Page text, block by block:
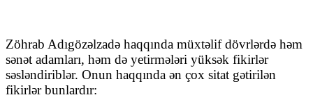
Zöhrab Adıgözəlzadə haqqında müxtəlif dövrlərdə həm
sənət adamları, həm də yetirmələri yüksək fikirlər
səsləndiriblər. Onun haqqında ən çox sitat gətirilən
fikirlər bunlardır: